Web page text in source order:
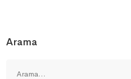
Arama